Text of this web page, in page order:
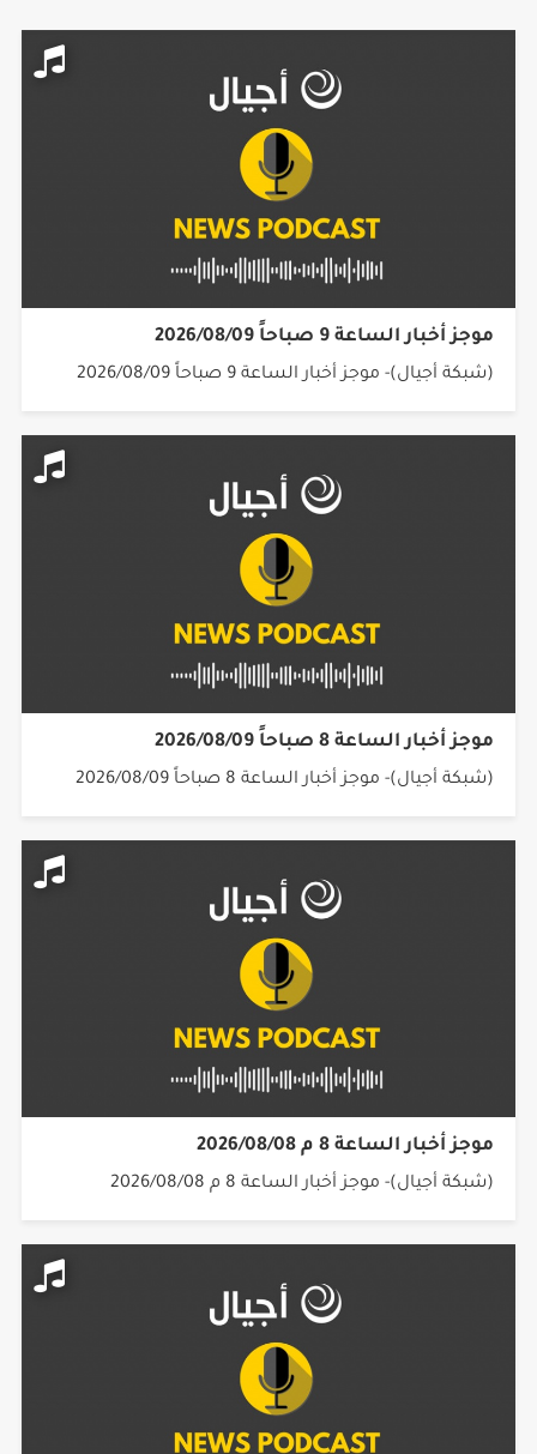
موجز أخبار الساعة 9 صباحاً 2026/08/09
(شبكة أجيال)- موجز أخبار الساعة 9 صباحاً 2026/08/09
موجز أخبار الساعة 8 صباحاً 2026/08/09
(شبكة أجيال)- موجز أخبار الساعة 8 صباحاً 2026/08/09
موجز أخبار الساعة 8 م 2026/08/08
(شبكة أجيال)- موجز أخبار الساعة 8 م 2026/08/08